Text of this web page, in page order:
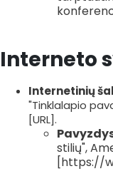
Interneto
Internetinių
"Tinklalapio
[URL].
stilių",
[https://